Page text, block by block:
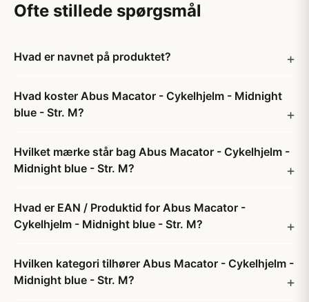
Ofte stillede spørgsmål
Hvad er navnet på produktet?
Hvad koster Abus Macator - Cykelhjelm - Midnight
blue - Str. M?
Hvilket mærke står bag Abus Macator - Cykelhjelm -
Midnight blue - Str. M?
Hvad er EAN / Produktid for Abus Macator -
Cykelhjelm - Midnight blue - Str. M?
Hvilken kategori tilhører Abus Macator - Cykelhjelm -
Midnight blue - Str. M?